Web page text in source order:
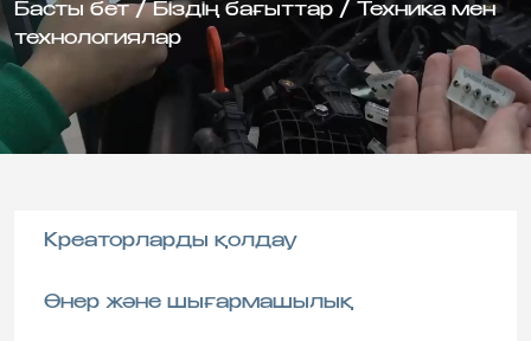
Басты бет/ Біздің бағыттар /
Техника мен
технологиялар
Креаторларды қолдау
Өнер және шығармашылық